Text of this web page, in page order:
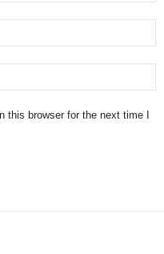
this browser for the next time I